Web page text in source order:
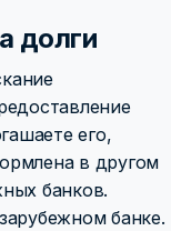
долги
его,
в другом
банков.
банке.